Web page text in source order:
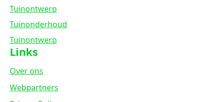
Tuinontwerp
Tuinonderhoud
Tuinontwerp
Links
Over ons
Webpartners